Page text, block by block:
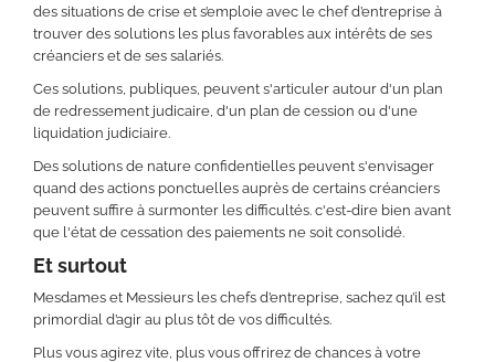
des situations de crise et s’emploie avec le chef d’entreprise à
trouver des solutions les plus favorables aux intérêts de ses
créanciers et de ses salariés.
Ces solutions, publiques, peuvent s'articuler autour d'un plan
de redressement judicaire, d'un plan de cession ou d'une
liquidation judiciaire.
Des solutions de nature confidentielles peuvent s'envisager
quand des actions ponctuelles auprès de certains créanciers
peuvent suffire à surmonter les difficultés. c'est-dire bien avant
que l'état de cessation des paiements ne soit consolidé.
Et surtout
Mesdames et Messieurs les chefs d’entreprise, sachez qu’il est
primordial d’agir au plus tôt de vos difficultés.
Plus vous agirez vite, plus vous offrirez de chances à votre